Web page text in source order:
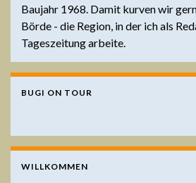
Baujahr 1968. Damit kurven wir
Börde - die Region, in der ich als
Tageszeitung arbeite.
BUGI ON TOUR
WILLKOMMEN